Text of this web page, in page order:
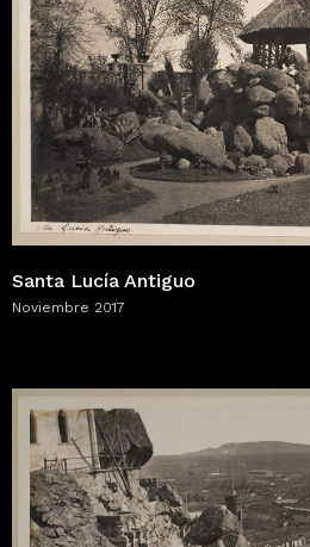
Santa Lucía Antiguo
Noviembre 2017